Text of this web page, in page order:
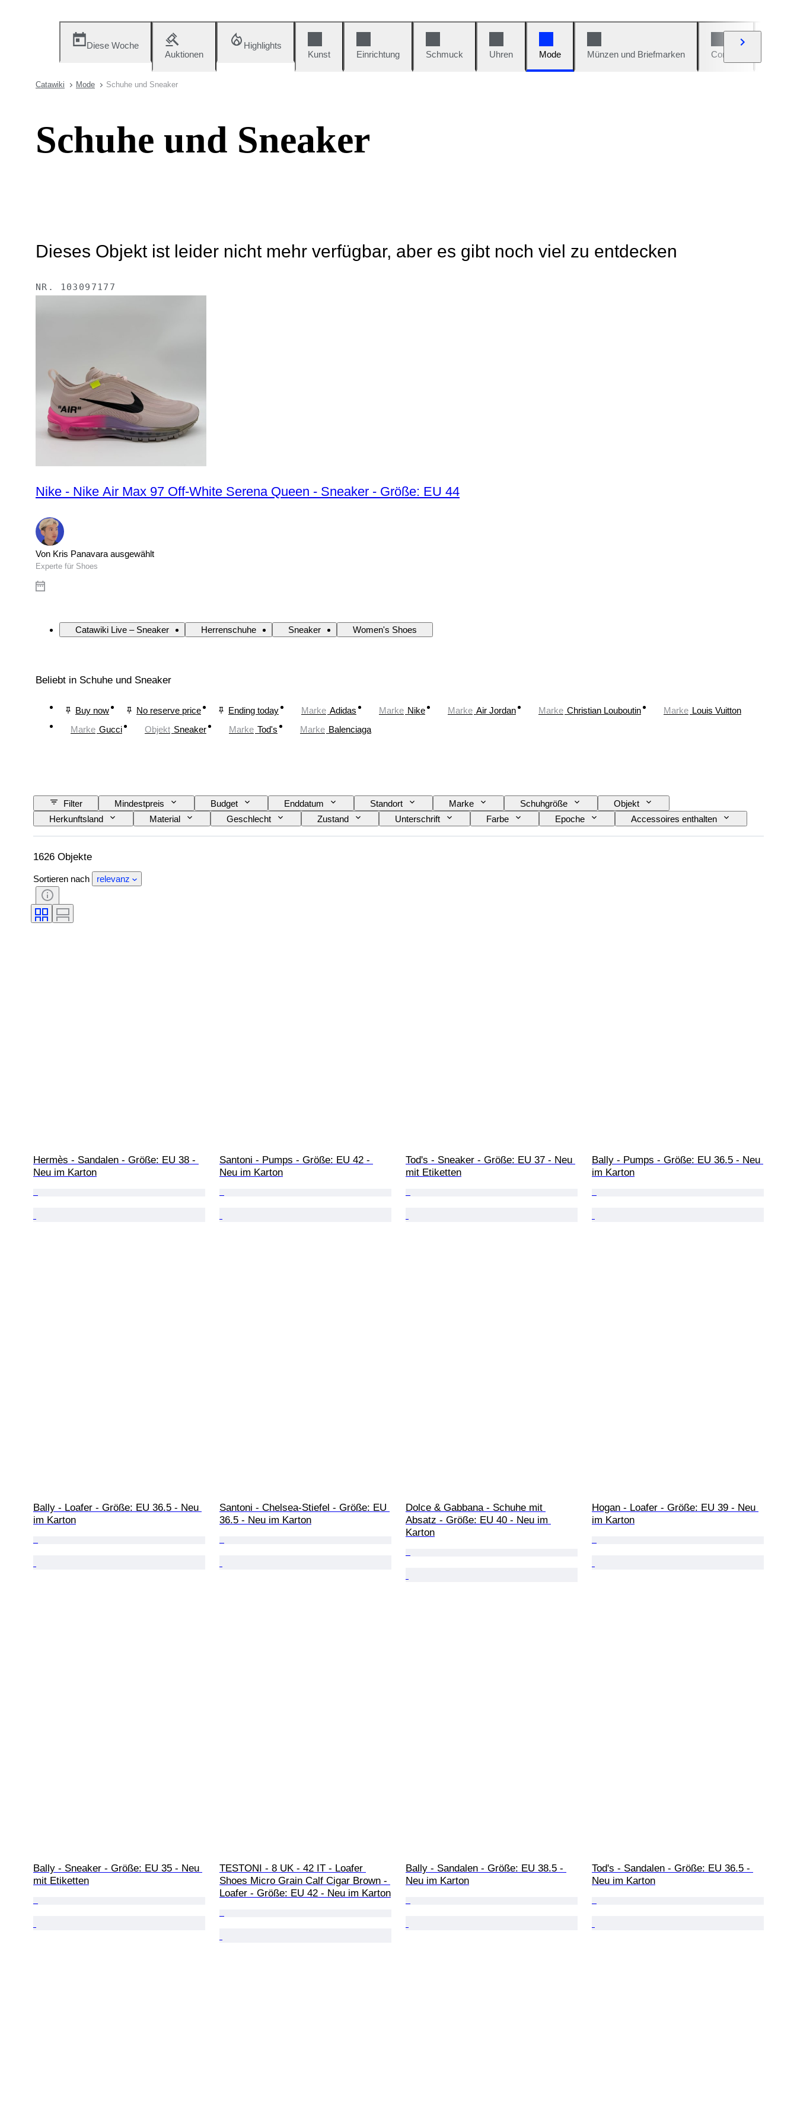
Diese Woche
Auktionen
Highlights
Kunst
Einrichtung Schmuck Uhren Mode Münzen und Briefmarken Comics
Catawiki Mode Schuhe und Sneaker
Schuhe und Sneaker
Dieses Objekt ist leider nicht mehr verfügbar, aber es gibt noch viel zu entdecken
NR. 103097177
Nike - Nike Air Max 97 Off-White Serena Queen - Sneaker - Größe: EU 44
Von Kris Panavara ausgewählt
Experte für Shoes
Catawiki Live – Sneaker Herrenschuhe Sneaker Women's Shoes
Beliebt in Schuhe und Sneaker
Buy now No reserve price Ending today Marke Adidas Marke Nike Marke Air Jordan Marke Christian Louboutin Marke Louis Vuitton
Marke Gucci Objekt Sneaker Marke Tod's Marke Balenciaga
Filter Mindestpreis Budget Enddatum Standort Marke Schuhgröße
Objekt
Herkunftsland
Material Geschlecht Zustand Unterschrift Farbe Epoche
Accessoires enthalten
Muster
Modell
1626 Objekte
Sortieren nach relevanz
Hermès - Sandalen - Größe: EU 38 -
Neu im Karton
Santoni - Pumps - Größe: EU 42 -
Neu im Karton
Tod's - Sneaker - Größe: EU 37 - Neu
mit Etiketten
Bally - Pumps - Größe: EU 36.5 - Neu
im Karton
Bally - Loafer - Größe: EU 36.5 - Neu
im Karton
Santoni - Chelsea-Stiefel - Größe: EU
36.5 - Neu im Karton
Dolce & Gabbana - Schuhe mit
Absatz - Größe: EU 40 - Neu im
Karton
Hogan - Loafer - Größe: EU 39 - Neu
im Karton
Bally - Sneaker - Größe: EU 35 - Neu
mit Etiketten
TESTONI - 8 UK - 42 IT - Loafer
Shoes Micro Grain Calf Cigar Brown -
Loafer - Größe: EU 42 - Neu im Karton
Bally - Sandalen - Größe: EU 38.5 -
Neu im Karton
Tod's - Sandalen - Größe: EU 36.5 -
Neu im Karton